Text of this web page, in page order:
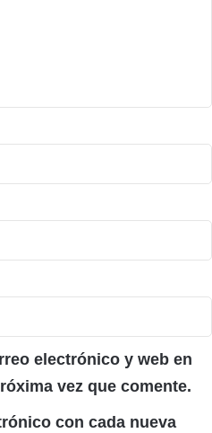
electrónico y web en
vez que comente.
con cada nueva